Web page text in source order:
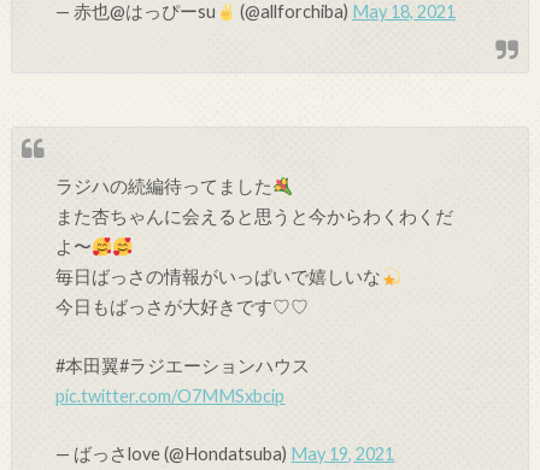
— 赤也@はっぴーsu (@allforchiba) May 18, 2021
ラジハの続編待ってました
また杏ちゃんに会えると思うと今からわくわくだ
よ〜
毎日ばっさの情報がいっぱいで嬉しいな
今日もばっさが大好きです♡♡
#本田翼#ラジエーションハウス
pic.twitter.com/O7MMSxbcip
— ばっさlove (@Hondatsuba) May 19, 2021